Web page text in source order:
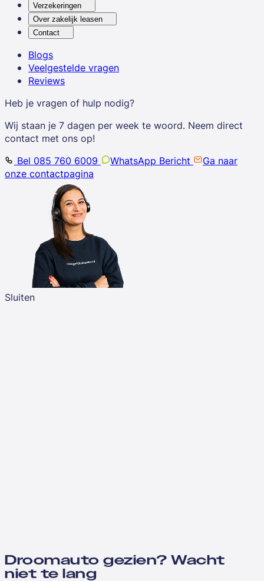
Verzekeringen
Over zakelijk leasen
Contact
Blogs
Veelgestelde vragen
Reviews
Heb je vragen of hulp nodig?
Wij staan je 7 dagen per week te woord. Neem direct
contact met ons op!
Bel 085 760 6009
WhatsApp Bericht
Ga naar
onze contactpagina
Sluiten
Droomauto gezien? Wacht
niet te lang